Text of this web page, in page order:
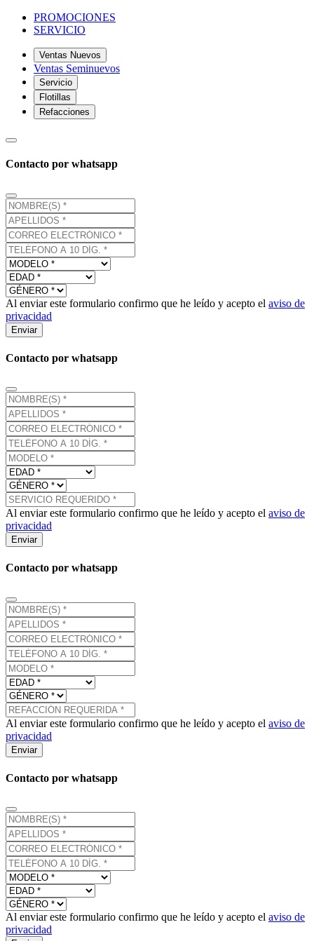
PROMOCIONES
SERVICIO
Ventas Nuevos
Ventas Seminuevos
Servicio
Flotillas
Refacciones
Contacto por whatsapp
Al enviar este formulario confirmo que he leído y acepto el aviso de
privacidad
Enviar
Contacto por whatsapp
Al enviar este formulario confirmo que he leído y acepto el aviso de
privacidad
Enviar
Contacto por whatsapp
Al enviar este formulario confirmo que he leído y acepto el aviso de
privacidad
Enviar
Contacto por whatsapp
Al enviar este formulario confirmo que he leído y acepto el aviso de
privacidad